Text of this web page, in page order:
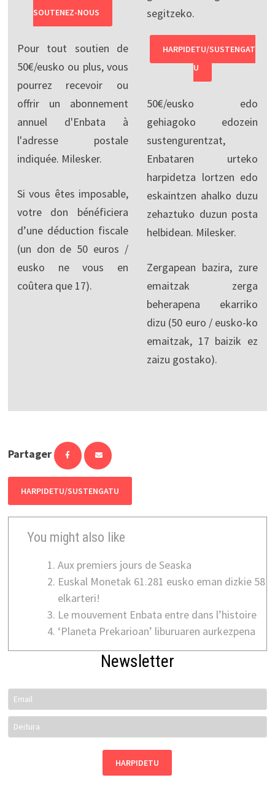
SOUTENEZ-NOUS
Pour tout soutien de
50€/eusko ou plus, vous
pourrez recevoir ou
offrir un abonnement
annuel d'Enbata à
l'adresse postale
indiquée. Milesker.
Si vous êtes imposable,
votre don bénéficiera
d’une déduction fiscale
(un don de 50 euros /
eusko ne vous en
coûtera que 17).
segitzeko.
HARPIDETU/SUSTENGAT
U
50€/eusko edo
gehiagoko edozein
sustengurentzat,
Enbataren urteko
harpidetza lortzen edo
eskaintzen ahalko duzu
zehaztuko duzun posta
helbidean. Milesker.
Zergapean bazira, zure
emaitzak zerga
beherapena ekarriko
dizu (50 euro / eusko-ko
emaitzak, 17 baizik ez
zaizu gostako).
Partager
HARPIDETU/SUSTENGATU
You might also like
Aux premiers jours de Seaska
Euskal Monetak 61.281 eusko eman dizkie 58
elkarteri!
Le mouvement Enbata entre dans l’histoire
‘Planeta Prekarioan’ liburuaren aurkezpena
Newsletter